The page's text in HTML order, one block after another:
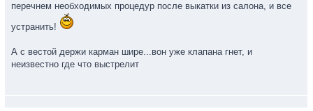
перечнем необходимых процедур после выкатки из салона, и все
устранить!
А с вестой держи карман шире...вон уже клапана гнет, и
неизвестно где что выстрелит